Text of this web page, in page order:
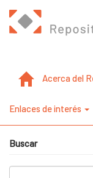
Acerca del
Enlaces de interés
Buscar